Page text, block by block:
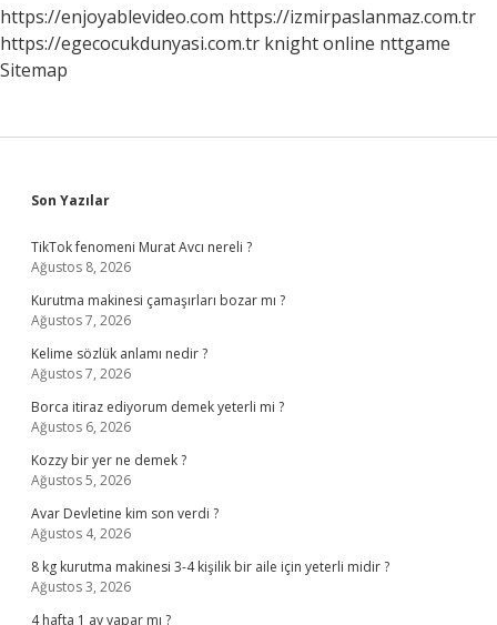
https://enjoyablevideo.com https://izmirpaslanmaz.com.tr
https://egecocukdunyasi.com.tr knight online nttgame
Sitemap
Sidebar
Son Yazılar
TikTok fenomeni Murat Avcı nereli ?
Ağustos 8, 2026
Kurutma makinesi çamaşırları bozar mı ?
Ağustos 7, 2026
Kelime sözlük anlamı nedir ?
Ağustos 7, 2026
Borca itiraz ediyorum demek yeterli mi ?
Ağustos 6, 2026
Kozzy bir yer ne demek ?
Ağustos 5, 2026
Avar Devletine kim son verdi ?
Ağustos 4, 2026
8 kg kurutma makinesi 3-4 kişilik bir aile için yeterli midir ?
Ağustos 3, 2026
4 hafta 1 ay yapar mı ?